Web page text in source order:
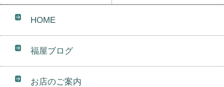
HOME
福屋ブログ
お店のご案内